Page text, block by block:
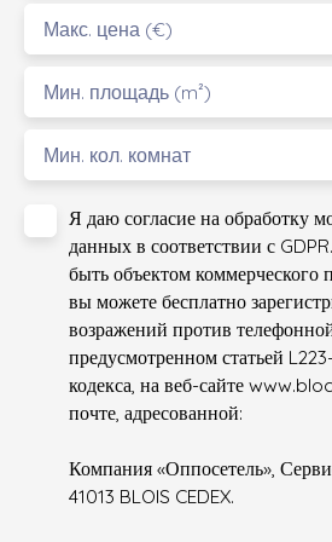
Макс. цена (€)
Мин. площадь (m²)
Мин. кол. комнат
Я даю согласие на обработку
данных в соответствии с
быть объектом коммерческого
вы можете бесплатно
возражений против
предусмотренном статьей
кодекса, на веб-сайте
почте, адресованной:
Компания «Оппосетель»,
41013 BLOIS CEDEX.